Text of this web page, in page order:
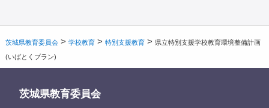
茨城県教育委員会 >学校教育 >特別支援教育 > 県立特別支援学校教育環境整備計画
(いばとくプラン)
茨城県教育委員会